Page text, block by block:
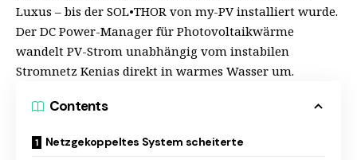
Luxus – bis der SOL•THOR von my-PV installiert wurde.
Der DC Power-Manager für Photovoltaikwärme
wandelt PV-Strom unabhängig vom instabilen
Stromnetz Kenias direkt in warmes Wasser um.
Contents
Netzgekoppeltes System scheiterte